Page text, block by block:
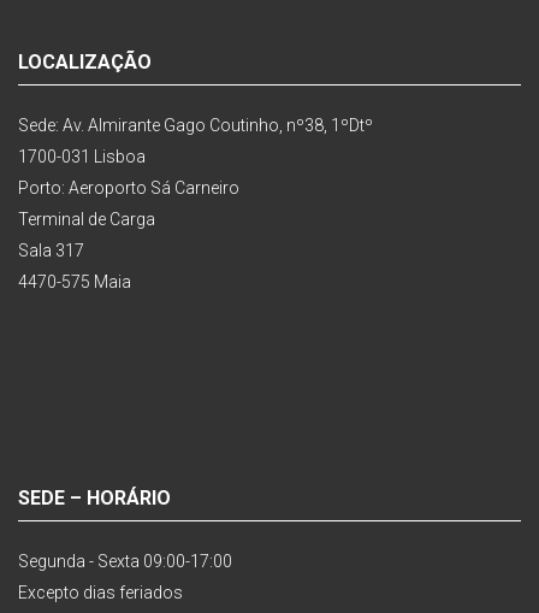
LOCALIZAÇÃO
Sede: Av. Almirante Gago Coutinho, nº38, 1ºDtº
1700-031 Lisboa
Porto: Aeroporto Sá Carneiro
Terminal de Carga
Sala 317
4470-575 Maia
SEDE – HORÁRIO
Segunda - Sexta 09:00-17:00
Excepto dias feriados